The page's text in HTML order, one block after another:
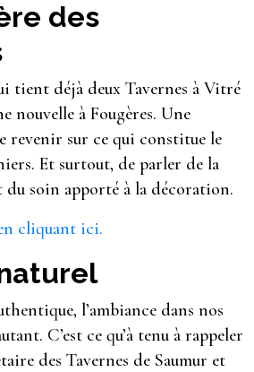
des
tient déjà deux Tavernes à Vitré
nouvelle à Fougères. Une
revenir sur ce qui constitue le
Et surtout, de parler de la
du soin apporté à la décoration.
cliquant ici.
l’ambiance dans nos
C’est ce qu’à tenu à rappeler
des Tavernes de Saumur et